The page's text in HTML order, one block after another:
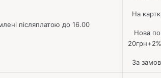
післяплатою до 16.00
На
Нова
За